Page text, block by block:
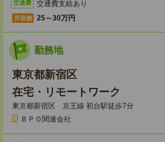
交通費 交通費支給あり
月収例 25～30万円
勤務地
東京都新宿区
在宅・リモートワーク
東京都新宿区 京王線 初台駅徒歩7分
ＢＰＯ関連会社